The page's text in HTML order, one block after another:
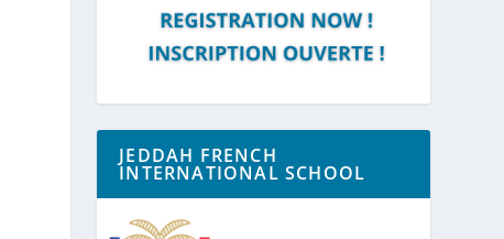
JEDDAH FRENCH
INTERNATIONAL SCHOOL